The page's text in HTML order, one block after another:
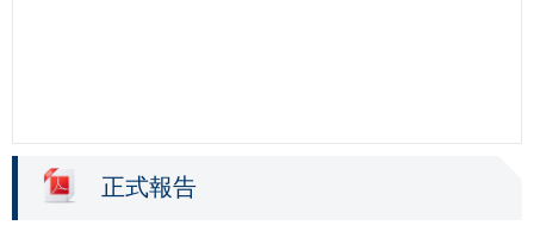
正式報告